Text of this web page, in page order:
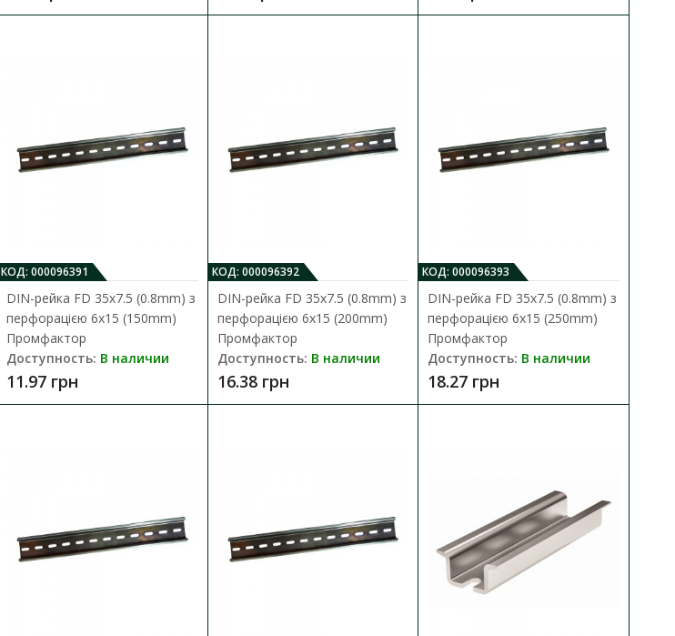
Фиксатор EW-35 ACKO используется для фиксации модульного
Доступность:
Пластиковый ограничитель EW-35 – это ограничитель,
устанавливаемый после любого электротехнического ..
7.56 грн
В КОРЗИНУ
В сравнения
DIN-рейка 1 м TS-35 АСКО
Доступность: В наличии В КОРЗИНУ
КОД: 000096391
DIN-рейка FD 35x7.5 (0.8mm) з
перфорацією 6x15 (150mm)
Промфактор
Доступность: В наличии
11.97 грн
КОД: 000096392
DIN-рейка FD 35x7.5 (0.8mm) з
перфорацією 6x15 (200mm)
Промфактор
Доступность: В наличии
16.38 грн
КОД: 000096393
DIN-рейка FD 35x7.5 (0.8mm) з
перфорацією 6x15 (250mm)
Промфактор
Доступность: В наличии
18.27 грн